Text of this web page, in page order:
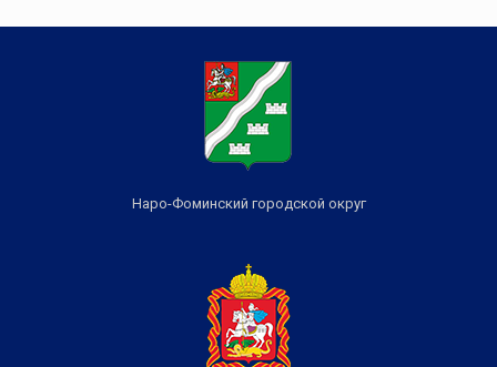
Наро-Фоминский городской округ